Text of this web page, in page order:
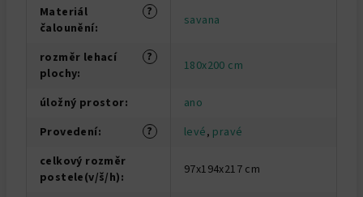
?
Materiál
čalounění: savana
?
rozměr lehací
plochy: 180x200 cm
úložný prostor:
ano
?
Provedení: levé, pravé
celkový rozměr
postele(v/š/h): 97x194x217 cm